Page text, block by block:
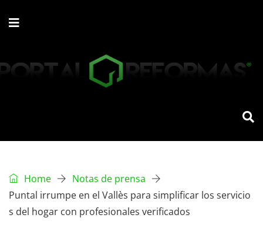
Home
Notas de prensa
Puntal irrumpe en el Vallès para simplificar los servicio
s del hogar con profesionales verificados